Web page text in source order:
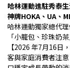
哈林運動進駐秀泰
神牌HOKA、UA、
哈林運動獨家總代
「小籠包、珍珠奶
【2026 年7月16日
客與家庭消費者注